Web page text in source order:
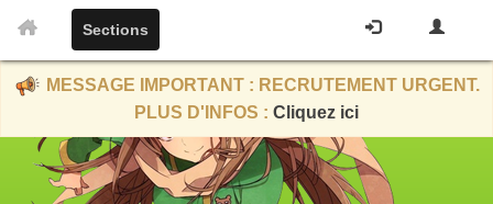
Sections
MESSAGE IMPORTANT : RECRUTEMENT URGENT.
PLUS D'INFOS : Cliquez ici